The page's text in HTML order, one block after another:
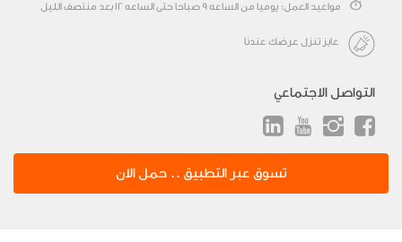
مواعيد العمل: يوميا من الساعه 9 صباحا حتى الساعه 12 بعد منتصف الليل
عايز تنزل عرضك عندنا
التواصل الاجتماعي
تسوق عبر التطبيق .. حمل الان